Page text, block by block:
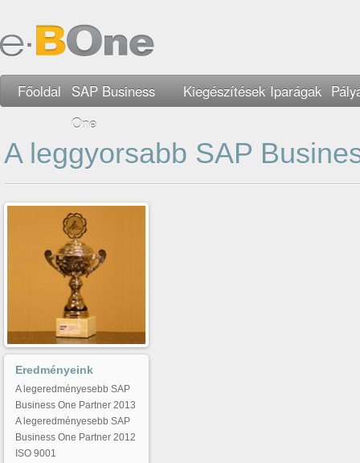
Főoldal
SAP Business
One
Kiegészítések Iparágak
A leggyorsabb SAP
Eredményeink
A legeredményesebb SAP
Business One Partner 2013
A legeredményesebb SAP
Business One Partner 2012
ISO 9001